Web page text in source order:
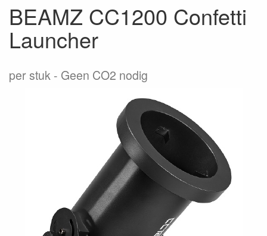
BEAMZ CC1200 Confetti
Launcher
per stuk Geen CO2 nodig